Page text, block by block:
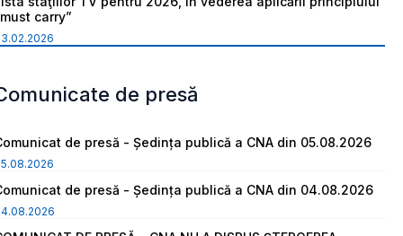
carry”
de presă
de presă - Ședința publică a CNA din 05.08.2026
de presă - Ședința publică a CNA din 04.08.2026